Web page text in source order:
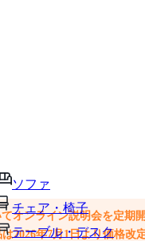
ソファ
チェア・椅子
テーブル・デスク
カートに追加できます
オンライン説明会を定期
年7月1日より価格改